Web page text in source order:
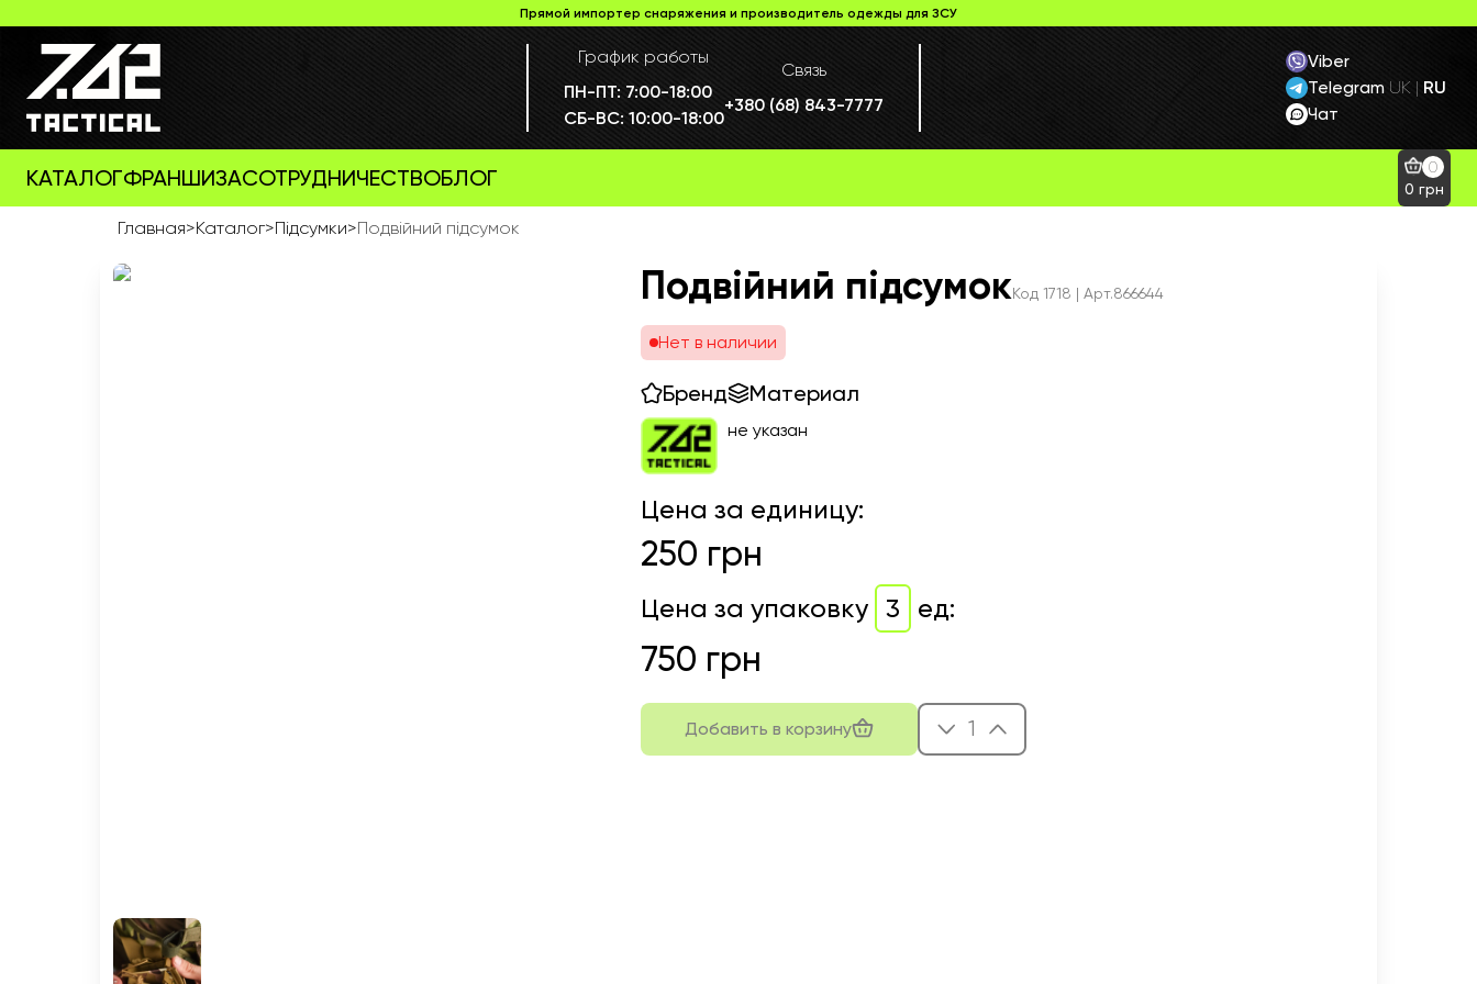
Прямой импортер снаряжения и производитель одежды для ЗСУ
График работы
ПН-ПТ: 7:00-18:00
СБ-ВС: 10:00-18:00
Связь
+380 (68) 843-7777
Viber
Telegram
Чат
UK | RU
КАТАЛОГФРАНШИЗАСОТРУДНИЧЕСТВОБЛОГ
0
0 грн
Главная>Каталог>Підсумки>Подвійний підсумок
Подвійний підсумокКод1718 | Арт.866644
Нет в наличии
Бренд Материал
не указан
Цена за единицу:
250 грн
Цена за упаковку 3 ед:
750 грн
Добавить в корзину 1